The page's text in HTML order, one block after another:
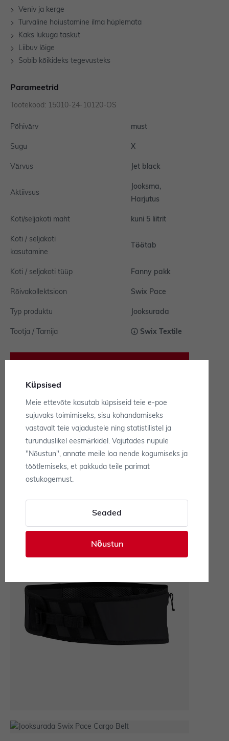
Veniv ja kerge
Turvaline hoiustamine ilma hüplemata
Kaks lukuga taskut
Liibuv lõige
Sobib kõikideks tegevusteks
Parameetrid
Tootekood: 15010-24-10120-OS
Põhivärv must
Sugu X
Värvus Jet black
Aktiivsus
Jooksma,
Harjutus
Koti/seljakoti maht kuni 5 liitrit
Koti / seljakoti
kasutamine
Töötab
Koti / seljakoti tüüp Fanny pakk
Rõivakollektsioon Swix Pace
Typ produktu Jooksurada
Tootja / Tarnija Swix Textile
+420 724 382 832
(E-R: 10:00 - 16:00)
Küpsised
Meie ettevõte kasutab küpsiseid teie e-poe
sujuvaks toimimiseks, sisu kohandamiseks
vastavalt teie vajadustele ning statistilistel ja
turunduslikel eesmärkidel. Vajutades nupule
"Nõustun", annate meile loa nende kogumiseks ja
töötlemiseks, et pakkuda teile parimat
ostukogemust.
Seaded
Nõustun